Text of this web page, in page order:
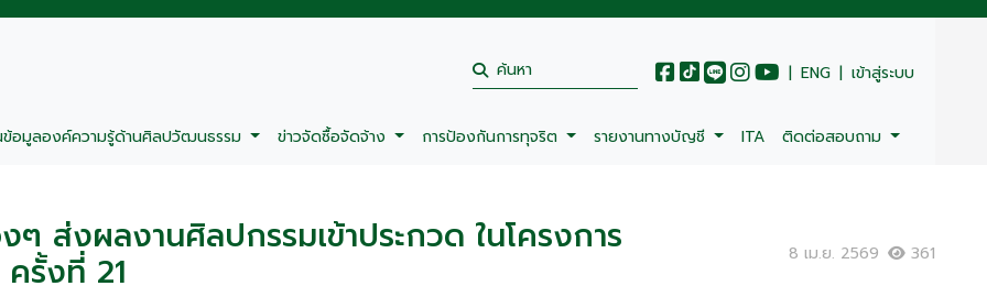
| ENG | เข้าสู่ระบบ
ข้อมูลองค์ความรู้ด้านศิลปวัฒนธรรม ข่าวจัดซื้อจัดจ้าง การป้องกันการทุจริต รายงานทางบัญชี ITA ติดต่อสอบถาม
ผลงานศิลปกรรมเข้าประกวด ในโครงการ
รั้งที่ 21 8 เม.ย. 2569 361